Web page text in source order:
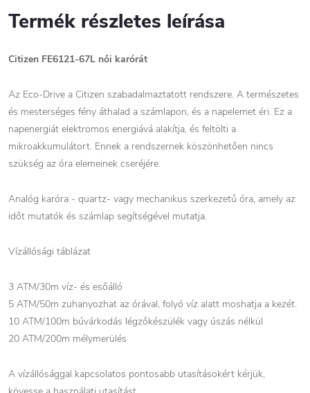
Termék részletes leírása
Citizen FE6121-67L női karórát
Az Eco-Drive a Citizen szabadalmaztatott rendszere. A természetes
és mesterséges fény áthalad a számlapon, és a napelemet éri. Ez a
napenergiát elektromos energiává alakítja, és feltölti a
mikroakkumulátort. Ennek a rendszernek köszönhetően nincs
szükség az óra elemeinek cseréjére.
Analóg karóra - quartz- vagy mechanikus szerkezetű óra, amely az
időt mutatók és számlap segítségével mutatja.
Vízállósági táblázat
3 ATM/30m víz- és esőálló
5 ATM/50m zuhanyozhat az órával, folyó víz alatt moshatja a kezét.
10 ATM/100m búvárkodás légzőkészülék vagy úszás nélkül
20 ATM/200m mélymerülés
A vízállósággal kapcsolatos pontosabb utasításokért kérjük,